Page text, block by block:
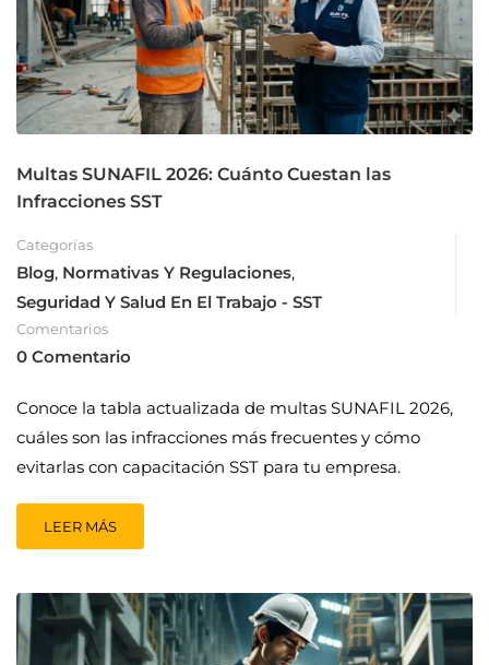
Multas SUNAFIL 2026: Cuánto Cuestan las
Infracciones SST
Categorías
Blog, Normativas Y Regulaciones,
Seguridad Y Salud En El Trabajo - SST
Comentarios
0 Comentario
Conoce la tabla actualizada de multas SUNAFIL 2026,
cuáles son las infracciones más frecuentes y cómo
evitarlas con capacitación SST para tu empresa.
LEER MÁS